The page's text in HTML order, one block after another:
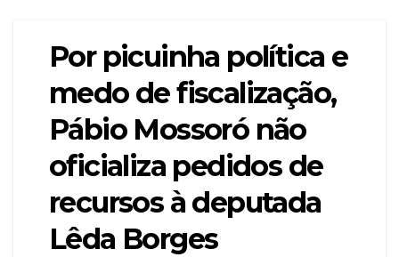
Por picuinha política e
medo de fiscalização,
Pábio Mossoró não
oficializa pedidos de
recursos à deputada
Lêda Borges